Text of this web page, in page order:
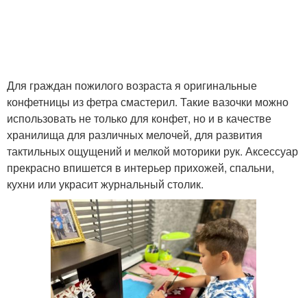
Для граждан пожилого возраста я оригинальные
конфетницы из фетра смастерил. Такие вазочки можно
использовать не только для конфет, но и в качестве
хранилища для различных мелочей, для развития
тактильных ощущений и мелкой моторики рук. Аксессуар
прекрасно впишется в интерьер прихожей, спальни,
кухни или украсит журнальный столик.